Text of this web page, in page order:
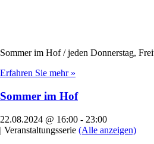
Sommer im Hof / jeden Donnerstag,
Erfahren Sie mehr »
Sommer im Hof
22.08.2024 @ 16:00 - 23:00
| Veranstaltungsserie (Alle anzeigen)